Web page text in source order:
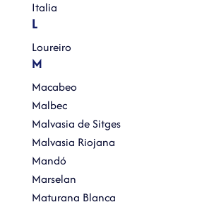
Italia
L
Loureiro
M
Macabeo
Malbec
Malvasia de Sitges
Malvasia Riojana
Mandó
Marselan
Maturana Blanca